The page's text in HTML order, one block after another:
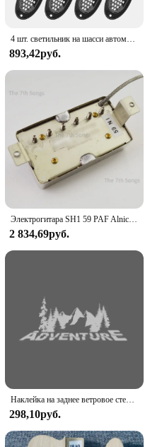
4 шт. светильник на шасси автомобиля для грузовиков, светодиодные рок-фонари с пикапом, внедорожный джип, внедорожник, квадроцикл, UTV, автомобиль
893,42руб.
Электрогитара SH1 59 PAF Alnico 5, звукосниматель для хамбакера, гриф, никель-серебристый чехол, никель-хамбакер
2 834,69руб.
Наклейка на заднее ветровое стекло для внедорожников, походов
298,10руб.